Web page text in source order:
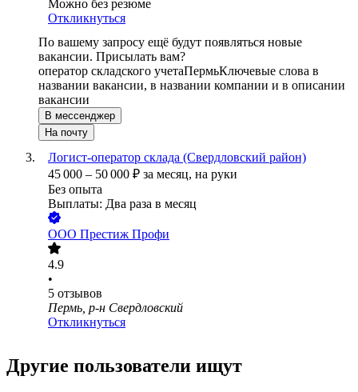
Можно без резюме
Откликнуться
По вашему запросу ещё будут появляться новые
вакансии. Присылать вам?
оператор складского учетаПермьКлючевые слова в
названии вакансии, в названии компании и в описании
вакансии
В мессенджер
На почту
Логист-оператор склада (Свердловский район)
45 000 – 50 000 ₽ за месяц, на руки
Без опыта
Выплаты: Два раза в месяц
ООО Престиж Профи
4.9
•
5 отзывов
Пермь, р-н Свердловский
Откликнуться
Другие пользователи ищут